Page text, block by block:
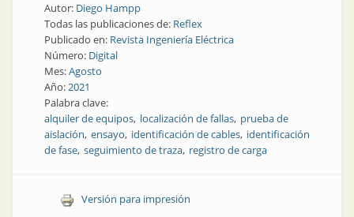
Autor: Diego Hampp
Todas las publicaciones de: Reflex
Publicado en: Revista Ingeniería Eléctrica
Número: Digital
Mes:Agosto
Año:2021
Palabra clave:
alquiler de equipos localización de fallas prueba de
aislación ensayo identificación de cables identificación
de fase seguimiento de traza registro de carga
Versión para impresión